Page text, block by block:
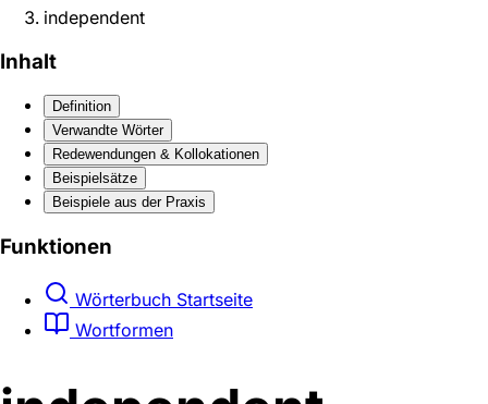
independent
Inhalt
Definition
Verwandte Wörter
Redewendungen & Kollokationen
Beispielsätze
Beispiele aus der Praxis
Funktionen
Wörterbuch Startseite
Wortformen